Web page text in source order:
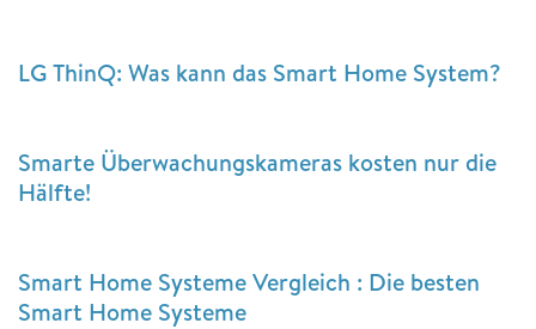
LG ThinQ: Was kann das Smart Home System?
Smarte Überwachungskameras kosten nur die
Hälfte!
Smart Home Systeme Vergleich : Die besten
Smart Home Systeme